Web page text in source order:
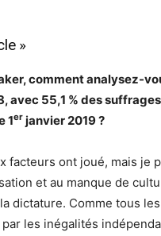
»
comment analysez-
avec 55,1 % des
1er janvier 2019?
facteurs ont joué, mais je
et au manque de
dictature. Comme tous
les inégalités